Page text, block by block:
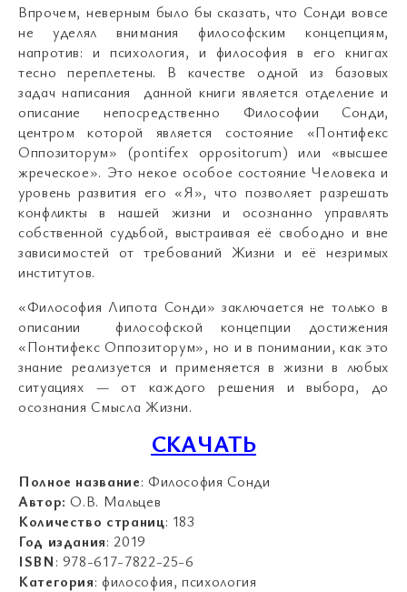
Впрочем, неверным было бы сказать, что Сонди вовсе
не уделял внимания философским концепциям,
напротив: и психология, и философия в его книгах
тесно переплетены. В качестве одной из базовых
задач написания данной книги является отделение и
описание непосредственно Философии Сонди,
центром которой является состояние «Понтифекс
Оппозиторум» (pontifex oppositorum) или «высшее
жреческое». Это некое особое состояние Человека и
уровень развития его «Я», что позволяет разрешать
конфликты в нашей жизни и осознанно управлять
собственной судьбой, выстраивая её свободно и вне
зависимостей от требований Жизни и её незримых
институтов.
«Философия Липота Сонди» заключается не только в
описании философской концепции достижения
«Понтифекс Оппозиторум», но и в понимании, как это
знание реализуется и применяется в жизни в любых
ситуациях — от каждого решения и выбора, до
осознания Смысла Жизни.
СКАЧАТЬ
Полное название: Философия Сонди
Автор: О.В. Мальцев
Количество страниц: 183
Год издания: 2019
ISBN: 978-617-7822-25-6
Категория: философия, психология